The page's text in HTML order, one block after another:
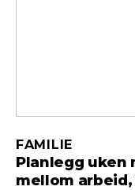
Planlegg uken
mellom
FAMILIE